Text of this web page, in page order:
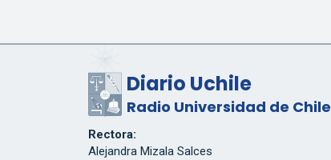
Diario Uchile
Radio Universidad de Chile
Rectora:
Alejandra Mizala Salces